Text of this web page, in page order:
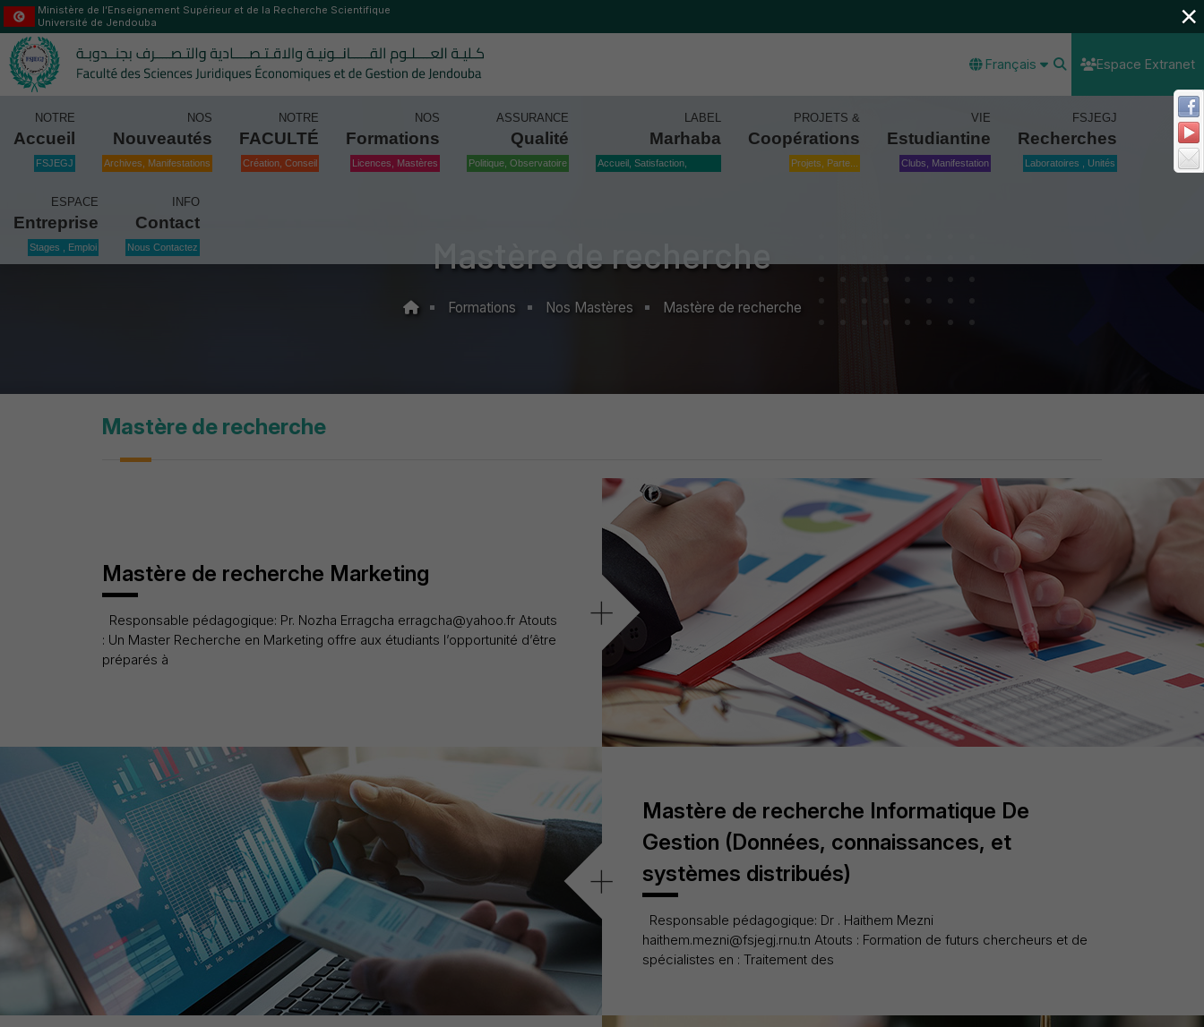
Ministère de l’Enseignement Supérieur et de la Recherche Scientifique
Université de Jendouba
Français Espace Extranet
NOTRE
Accueil
FSJEGJ
NOS
Nouveautés
Archives, Manifestations
NOTRE
FACULTÉ
Création, Conseil
NOS
Formations
Licences, Mastères
ASSURANCE
Qualité
Politique, Observatoire
LABEL
Marhaba
Accueil, Satisfaction,
PROJETS &
Coopérations
Projets, Parte...
VIE
Estudiantine
Clubs, Manifestation
FSJEGJ
Recherches
Laboratoires , Unités
ESPACE
Entreprise
Stages , Emploi
INFO
Contact
Nous Contactez Mastère de recherche
Formations Nos Mastères Mastère de recherche
Mastère de recherche
Mastère de recherche Marketing
Responsable pédagogique: Pr. Nozha Erragcha erragcha@yahoo.fr Atouts
: Un Master Recherche en Marketing offre aux étudiants l’opportunité d’être
préparés à
+
Mastère de recherche Informatique De
Gestion (Données, connaissances, et
systèmes distribués)
Responsable pédagogique: Dr . Haithem Mezni
haithem.mezni@fsjegj.rnu.tn Atouts : Formation de futurs chercheurs et de
spécialistes en : Traitement des
+
×